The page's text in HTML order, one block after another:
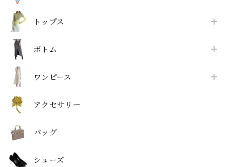
トップス
ボトム
ワンピース
アクセサリー
バッグ
シューズ